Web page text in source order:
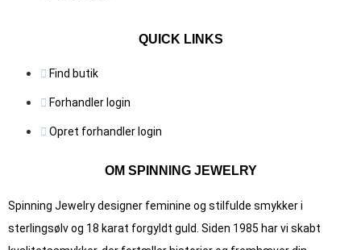
QUICK LINKS
Find butik
Forhandler login
Opret forhandler login
OM SPINNING JEWELRY
Spinning Jewelry designer feminine og stilfulde smykker i
sterlingsølv og 18 karat forgyldt guld. Siden 1985 har vi skabt